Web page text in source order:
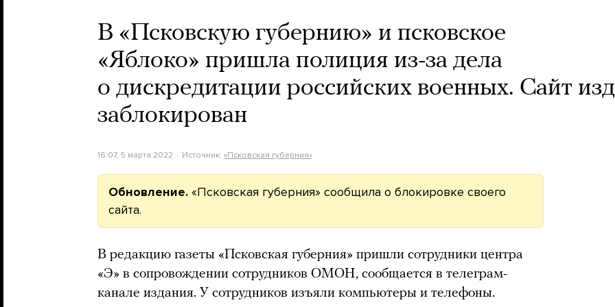
В «Псковскую губернию» и псковское
«Яблоко» пришла полиция из-за дела
о дискредитации российских военных. Сайт
заблокирован
16:07, 5 марта 2022 Источник: «Псковская губерния»
Обновление. «Псковская губерния» сообщила о блокировке своего
сайта.
В редакцию газеты «Псковская губерния» пришли сотрудники центра
«Э» в сопровождении сотрудников ОМОН, сообщается в телеграм-
канале издания. У сотрудников изъяли компьютеры и телефоны.